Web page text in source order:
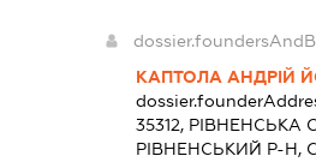
КАПТОЛА АНДРІЙ
35312, РІВНЕНСЬКА
РІВНЕНСЬКИЙ Р-Н,